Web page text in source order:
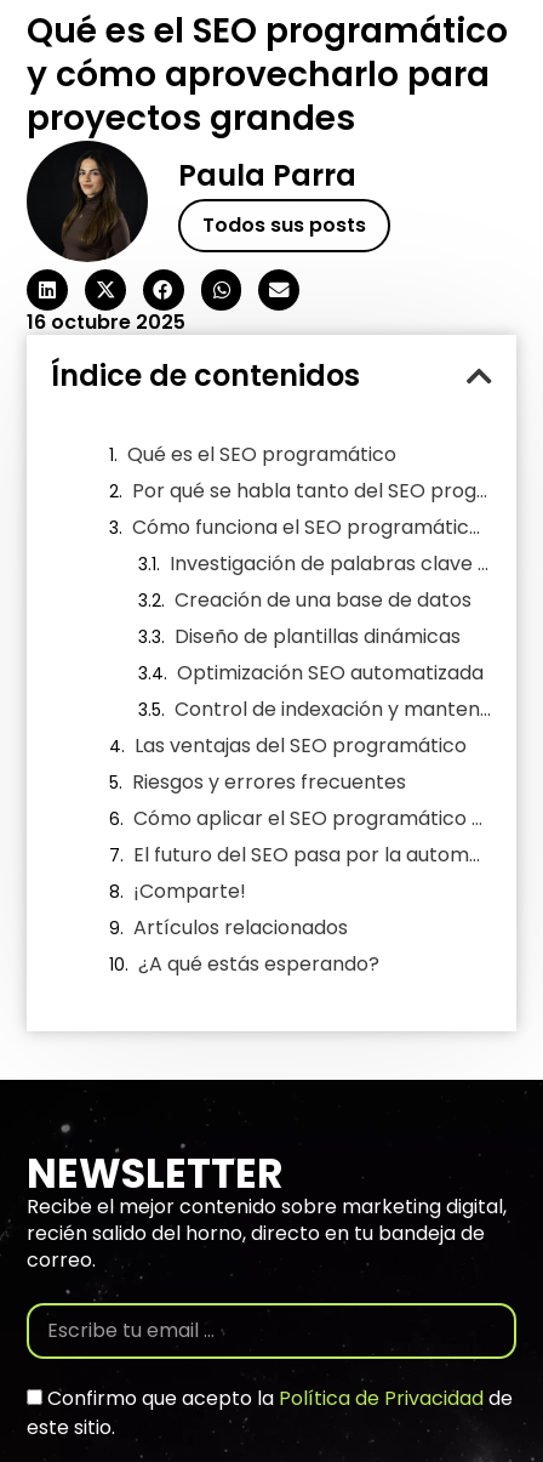
Qué es el SEO programático
y cómo aprovecharlo para
proyectos grandes
Paula Parra
Todos sus posts
16 octubre 2025
Índice de contenidos
Qué es el SEO programático
Por qué se habla tanto del SEO programático
Cómo funciona el SEO programático paso a paso
Investigación de palabras clave a escala
Creación de una base de datos
Diseño de plantillas dinámicas
Optimización SEO automatizada
Control de indexación y mantenimiento
Las ventajas del SEO programático
Riesgos y errores frecuentes
Cómo aplicar el SEO programático en tu negocio
El futuro del SEO pasa por la automatización inteligente
¡Comparte!
Artículos relacionados
¿A qué estás esperando?
NEWSLETTER
Recibe el mejor contenido sobre marketing digital,
recién salido del horno, directo en tu bandeja de
correo.
Confirmo que acepto la Política de Privacidadde
este sitio.